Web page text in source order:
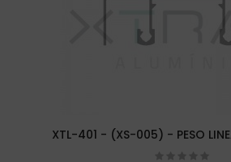
XTL-401 - (XS-005) - PESO